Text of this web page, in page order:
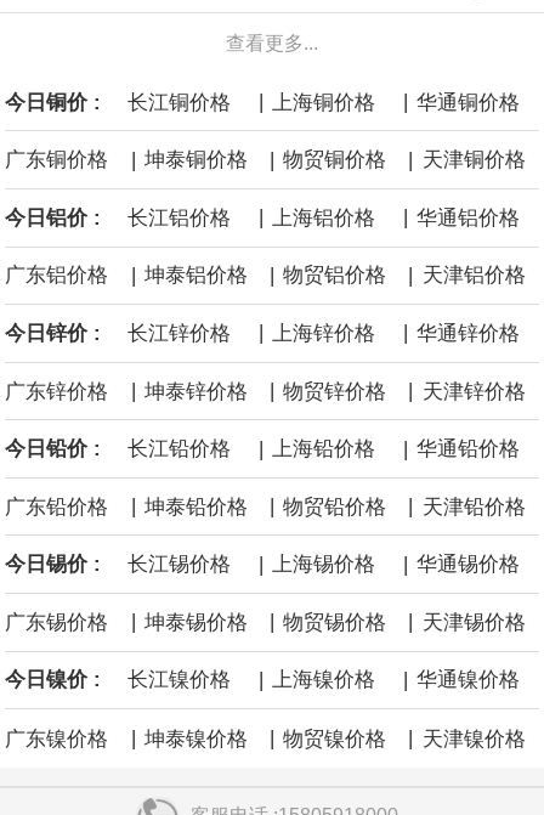
普已和他多次交谈，总统与央行负责人之间保持这样的沟通渠道，
有悖于近年惯例。
据央视新闻，从国家数据局了解到，目前，国家数据局正稳步推进
数据产权登记工作，加快全国一体化数据市场建设。数据产权登
记，简单理解就是为数据这一无形资产出具“身份证明”，类似于不动
产登记中心给房产发放不动产权证书。
8月6日，广钢气体与韩国大宗电子气体运营企业AF E&C签署具有法
双方将加速定制化“Super-N”解决方案在韩国半导体市场的落地应用
与批量交付。
查看更多...
今日铜价 : 长江铜价格 | 上海铜价格 | 华通铜价格
广东铜价格 | 坤泰铜价格 | 物贸铜价格 | 天津铜价格
今日铝价 : 长江铝价格 上海铝价格 华通铝价格
广东铝价格 | 坤泰铝价格 | 物贸铝价格 | 天津铝价格
今日锌价 : 长江锌价格 上海锌价格 华通锌价格
广东锌价格 | 坤泰锌价格 | 物贸锌价格 | 天津锌价格
今日铅价 : 长江铅价格 | 上海铅价格 | 华通铅价格
广东铅价格 坤泰铅价格 物贸铅价格 天津铅价格
今日锡价 : 长江锡价格 | 上海锡价格 | 华通锡价格
广东锡价格 坤泰锡价格 物贸锡价格 天津锡价格
今日镍价 : 长江镍价格 | 上海镍价格 | 华通镍价格
广东镍价格 | 坤泰镍价格 | 物贸镍价格 | 天津镍价格